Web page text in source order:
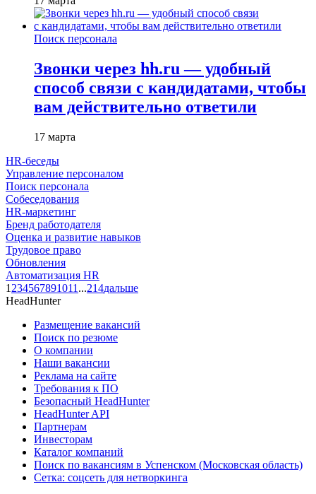
Поиск персонала
Звонки через hh.ru — удобный
способ связи с кандидатами, чтобы
вам действительно ответили
17 марта
HR-беседы
Управление персоналом
Поиск персонала
Собеседования
HR-маркетинг
Бренд работодателя
Оценка и развитие навыков
Трудовое право
Обновления
Автоматизация HR
1 234567891011 ...214дальше
HeadHunter
Размещение вакансий
Поиск по резюме
О компании
Наши вакансии
Реклама на сайте
Требования к ПО
Безопасный HeadHunter
HeadHunter API
Партнерам
Инвесторам
Каталог компаний
Поиск по вакансиям в Успенском (Московская область)
Сетка: соцсеть для нетворкинга